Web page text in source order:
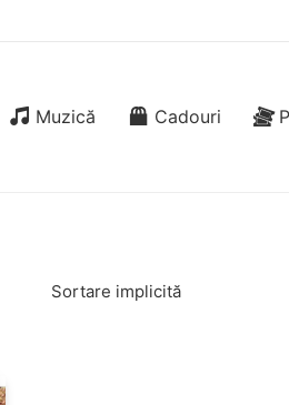
Muzică Cadouri
Sortare implicită